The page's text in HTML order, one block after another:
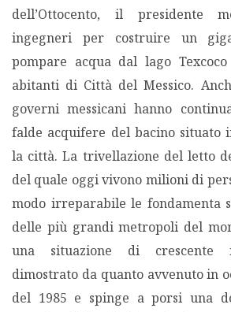
dell’Ottocento, il presidente
ingegneri per costruire un
pompare acqua dal lago
abitanti di Città del Messico.
governi messicani hanno
falde acquifere del bacino situato
la città. La trivellazione del letto
del quale oggi vivono milioni di
modo irreparabile le fondamenta
delle più grandi metropoli del
una situazione di crescente
dimostrato da quanto avvenuto in
del 1985 e spinge a porsi una